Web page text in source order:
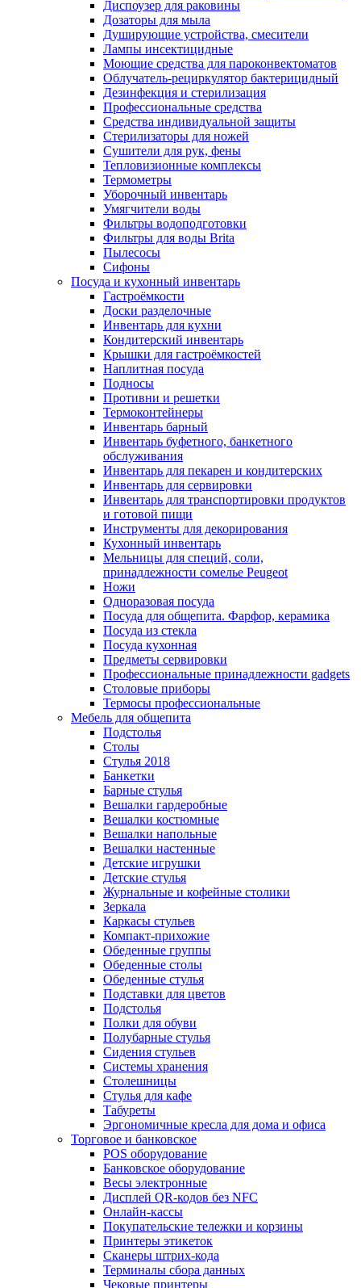
Диспоузер для раковины
Дозаторы для мыла
Душирующие устройства, смесители
Лампы инсектицидные
Моющие средства для пароконвектоматов
Облучатель-рециркулятор бактерицидный
Дезинфекция и стерилизация
Профессиональные средства
Средства индивидуальной защиты
Стерилизаторы для ножей
Сушители для рук, фены
Тепловизионные комплексы
Термометры
Уборочный инвентарь
Умягчители воды
Фильтры водоподготовки
Фильтры для воды Brita
Пылесосы
Сифоны
Посуда и кухонный инвентарь
Гастроёмкости
Доски разделочные
Инвентарь для кухни
Кондитерский инвентарь
Крышки для гастроёмкостей
Наплитная посуда
Подносы
Противни и решетки
Термоконтейнеры
Инвентарь барный
Инвентарь буфетного, банкетного
обслуживания
Инвентарь для пекарен и кондитерских
Инвентарь для сервировки
Инвентарь для транспортировки продуктов
и готовой пищи
Инструменты для декорирования
Кухонный инвентарь
Мельницы для специй, соли,
принадлежности сомелье Peugeot
Ножи
Одноразовая посуда
Посуда для общепита. Фарфор, керамика
Посуда из стекла
Посуда кухонная
Предметы сервировки
Профессиональные принадлежности gadgets
Столовые приборы
Термосы профессиональные
Мебель для общепита
Подстолья
Столы
Стулья 2018
Банкетки
Барные стулья
Вешалки гардеробные
Вешалки костюмные
Вешалки напольные
Вешалки настенные
Детские игрушки
Детские стулья
Журнальные и кофейные столики
Зеркала
Каркасы стульев
Компакт-прихожие
Обеденные группы
Обеденные столы
Обеденные стулья
Подставки для цветов
Подстолья
Полки для обуви
Полубарные стулья
Сидения стульев
Системы хранения
Столешницы
Стулья для кафе
Табуреты
Эргономичные кресла для дома и офиса
Торговое и банковское
POS оборудование
Банковское оборудование
Весы электронные
Дисплей QR-кодов без NFC
Онлайн-кассы
Покупательские тележки и корзины
Принтеры этикеток
Сканеры штрих-кода
Терминалы сбора данных
Чековые принтеры